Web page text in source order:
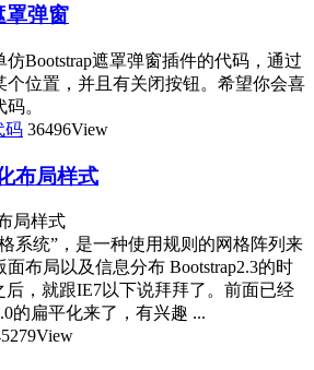
罩弹窗
Bootstrap遮罩弹窗插件的代码，通过
个位置，并且有关闭按钮。希望你会喜
。
码 36496View
布局样式
系统”，是一种使用规则的网格阵列来
布局以及信息分布 Bootstrap2.3的时
后，就跟IE7以下说拜拜了。前面已经
的扁平化来了，有兴趣 ...